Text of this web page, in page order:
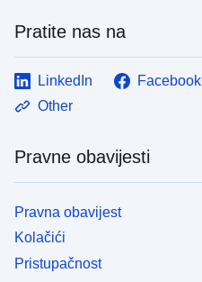
Pratite nas na
LinkedIn Facebook
Other
Pravne obavijesti
Pravna obavijest
Kolačići
Pristupačnost